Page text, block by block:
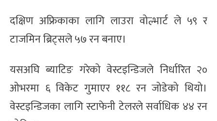
दक्षिण अफ्रिकाका लागि लाउरा वोल्भार्ट ले ५९ र
टाजमिन ब्रिट्सले ५७ रन बनाए।
यसअघि ब्याटिङ गरेको वेस्टइन्डिजले निर्धारित २०
ओभरमा ६ विकेट गुमाएर ११८ रन जोडेको थियो।
वेस्टइन्डिजका लागि स्टाफेनी टेलरले सर्वाधिक ४४ रन